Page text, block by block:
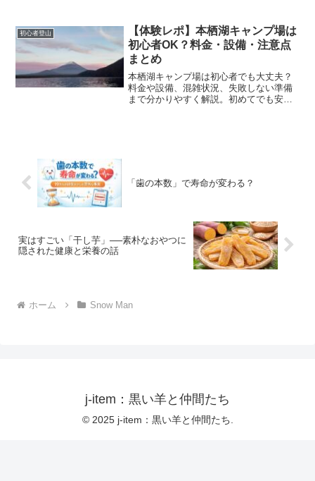
初心者登山
【体験レポ】本栖湖キャンプ場は
初心者OK？料金・設備・注意点
まとめ
本栖湖キャンプ場は初心者でも大丈夫？
料金や設備、混雑状況、失敗しない準備
まで分かりやすく解説。初めてでも安心
「歯の本数」で寿命が変わる？
実はすごい「干し芋」──素朴なおやつに
隠された健康と栄養の話
ホーム Snow Man
j-item：黒い羊と仲間たち
© 2025 j-item：黒い羊と仲間たち.